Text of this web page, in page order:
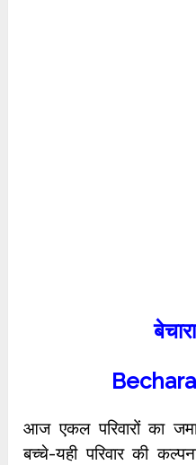
आज एकल परिवारों का
बच्चे-यही परिवार की